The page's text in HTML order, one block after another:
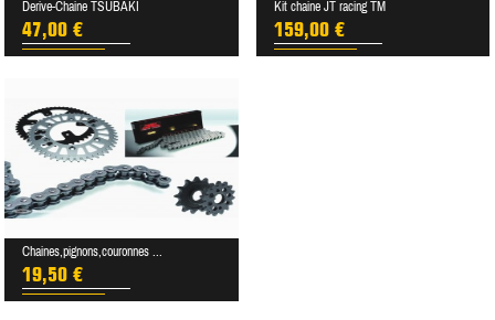
Derive-Chaine TSUBAKI
47,00 €
Kit chaine JT racing TM
159,00 €
Chaines,pignons,couronnes ...
19,50 €